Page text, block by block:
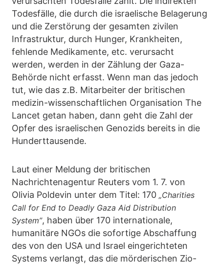
Todesfälle, die durch die israelische Belagerung
und die Zerstörung der gesamten zivilen
Infrastruktur, durch Hunger, Krankheiten,
fehlende Medikamente, etc. verursacht
werden, werden in der Zählung der Gaza-
Behörde nicht erfasst. Wenn man das jedoch
tut, wie das z.B. Mitarbeiter der britischen
medizin-wissenschaftlichen Organisation The
Lancet getan haben, dann geht die Zahl der
Opfer des israelischen Genozids bereits in die
Hunderttausende.
Laut einer Meldung der britischen
Nachrichtenagentur Reuters vom 1. 7. von
Olivia Poldevin unter dem Titel: 170 „Charities
Call for End to Deadly Gaza Aid Distribution
System”, haben über 170 internationale,
humanitäre NGOs die sofortige Abschaffung
des von den USA und Israel eingerichteten
Systems verlangt, das die mörderischen Zio-